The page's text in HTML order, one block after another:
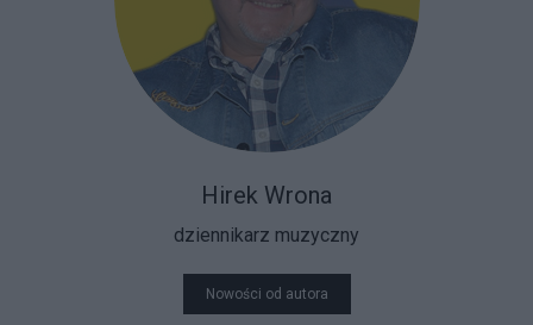
dziennikarz muzyczny
Hirek Wrona
Nowości od autora